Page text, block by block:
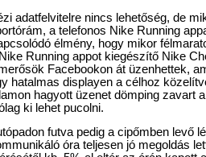
adatfelvitelre nincs lehetőség, de
a telefonos Nike Running
élmény, hogy mikor
Running appot kiegészítő Nike
Facebookon át üzenhettek,
hatalmas displayen a célhoz
hagyott üzenet dömping zavart
ki lehet pucolni.
futva pedig a cipőmben levő
óra teljesen jó megoldás